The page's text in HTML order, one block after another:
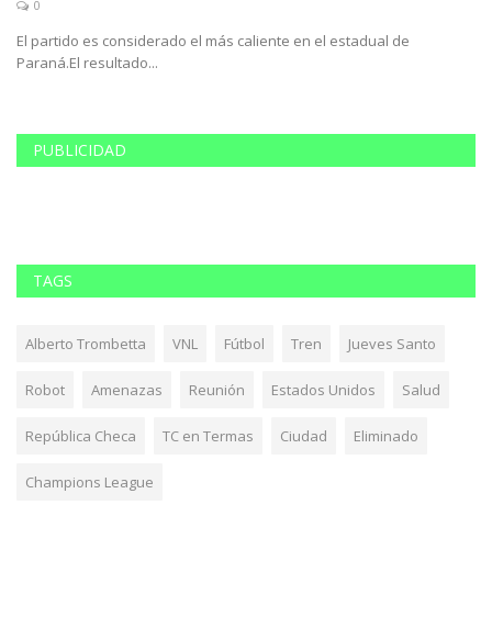
0
El partido es considerado el más caliente en el estadual de
Paraná.El resultado...
PUBLICIDAD
TAGS
Alberto Trombetta VNL Fútbol Tren Jueves Santo
Robot Amenazas Reunión Estados Unidos Salud
República Checa TC en Termas Ciudad Eliminado
Champions League